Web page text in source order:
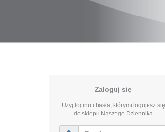
Zaloguj się
Użyj loginu i hasła, którymi logujesz się
do sklepu Naszego Dziennika